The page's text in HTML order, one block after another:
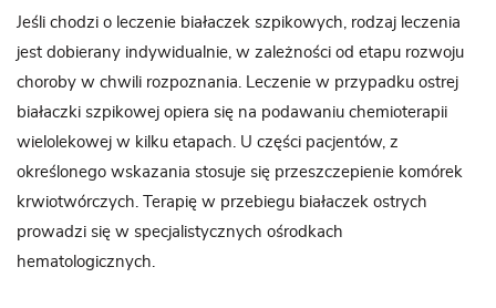
Jeśli chodzi o leczenie białaczek szpikowych, rodzaj leczenia
jest dobierany indywidualnie, w zależności od etapu rozwoju
choroby w chwili rozpoznania. Leczenie w przypadku ostrej
białaczki szpikowej opiera się na podawaniu chemioterapii
wielolekowej w kilku etapach. U części pacjentów, z
określonego wskazania stosuje się przeszczepienie komórek
krwiotwórczych. Terapię w przebiegu białaczek ostrych
prowadzi się w specjalistycznych ośrodkach
hematologicznych.